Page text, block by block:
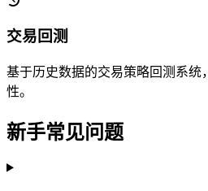
交易回测
基于历史数据的交易策略回测系统
性。
新手常见问题